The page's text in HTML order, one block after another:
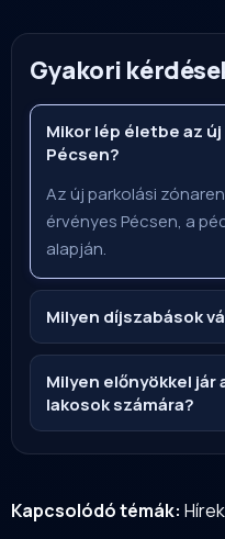
Gyakori
Mikor lép életbe az
Pécsen?
Az új parkolási
érvényes Pécsen, a
alapján.
Milyen díjszabások
Milyen előnyökkel jár
lakosok számára?
Kapcsolódó témák: Hírek